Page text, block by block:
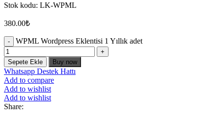
Stok kodu: LK-WPML
380.00₺
WPML Wordpress Eklentisi 1 Yıllık adet
Sepete Ekle Buy now
Whatsapp Destek Hattı
Add to compare
Add to wishlist
Add to wishlist
Share: